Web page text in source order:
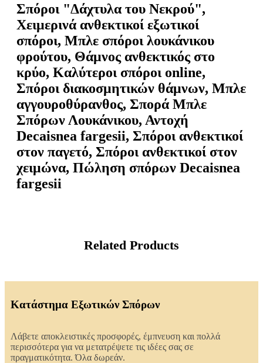
Σπόροι "Δάχτυλα του Νεκρού",
Χειμερινά ανθεκτικοί εξωτικοί
σπόροι, Μπλε σπόροι λουκάνικου
φρούτου, Θάμνος ανθεκτικός στο
κρύο, Καλύτεροι σπόροι online,
Σπόροι διακοσμητικών θάμνων, Μπλε
αγγουροθύρανθος, Σπορά Μπλε
Σπόρων Λουκάνικου, Αντοχή
Decaisnea fargesii, Σπόροι ανθεκτικοί
στον παγετό, Σπόροι ανθεκτικοί στον
χειμώνα, Πώληση σπόρων Decaisnea
fargesii
Related Products
Κατάστημα Εξωτικών Σπόρων
Λάβετε αποκλειστικές προσφορές, έμπνευση και πολλά
περισσότερα για να μετατρέψετε τις ιδέες σας σε
πραγματικότητα. Όλα δωρεάν.